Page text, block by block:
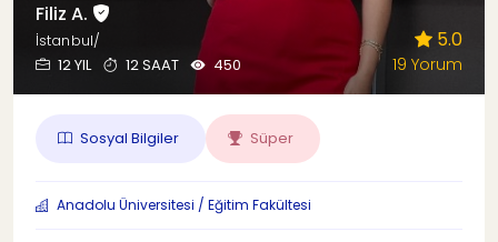
Filiz A.
İstanbul/
12 YIL
12 SAAT 450
5.0
19 Yorum
Sosyal Bilgiler Süper
Anadolu Üniversitesi / Eğitim Fakültesi